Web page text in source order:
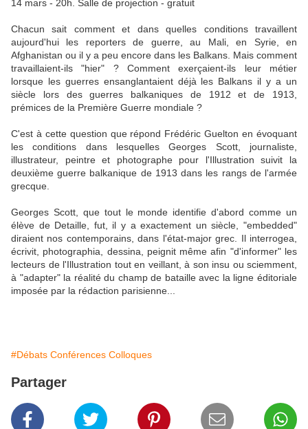
14 mars - 20h. Salle de projection - gratuit
Chacun sait comment et dans quelles conditions travaillent
aujourd'hui les reporters de guerre, au Mali, en Syrie, en
Afghanistan ou il y a peu encore dans les Balkans. Mais comment
travaillaient-ils "hier" ? Comment exerçaient-ils leur métier
lorsque les guerres ensanglantaient déjà les Balkans il y a un
siècle lors des guerres balkaniques de 1912 et de 1913,
prémices de la Première Guerre mondiale ?
C'est à cette question que répond Frédéric Guelton en évoquant
les conditions dans lesquelles Georges Scott, journaliste,
illustrateur, peintre et photographe pour l'Illustration suivit la
deuxième guerre balkanique de 1913 dans les rangs de l'armée
grecque.
Georges Scott, que tout le monde identifie d'abord comme un
élève de Detaille, fut, il y a exactement un siècle, "embedded"
diraient nos contemporains, dans l'état-major grec. Il interrogea,
écrivit, photographia, dessina, peignit même afin "d'informer" les
lecteurs de l'Illustration tout en veillant, à son insu ou sciemment,
à "adapter" la réalité du champ de bataille avec la ligne éditoriale
imposée par la rédaction parisienne...
#Débats Conférences Colloques
Partager